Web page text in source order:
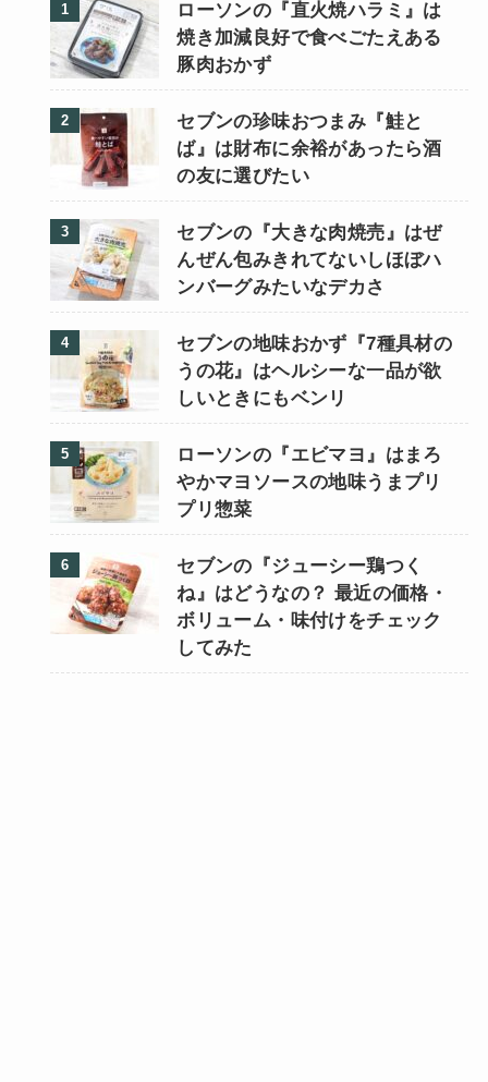
ローソンの『直火焼ハラミ』は
焼き加減良好で食べごたえある
豚肉おかず
セブンの珍味おつまみ『鮭と
ば』は財布に余裕があったら酒
の友に選びたい
セブンの『大きな肉焼売』はぜ
んぜん包みきれてないしほぼハ
ンバーグみたいなデカさ
セブンの地味おかず『7種具材の
うの花』はヘルシーな一品が欲
しいときにもベンリ
ローソンの『エビマヨ』はまろ
やかマヨソースの地味うまプリ
プリ惣菜
セブンの『ジューシー鶏つく
ね』はどうなの？ 最近の価格・
ボリューム・味付けをチェック
してみた